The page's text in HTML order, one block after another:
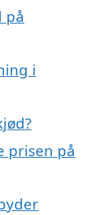
på
i
prisen på